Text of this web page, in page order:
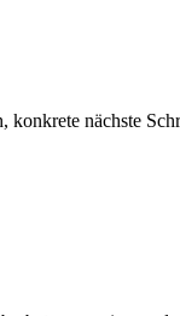
konkrete nächste